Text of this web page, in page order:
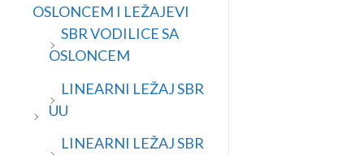
OSLONCEM I LEŽAJEVI
SBR VODILICE SA
OSLONCEM
LINEARNI LEŽAJ SBR
UU
LINEARNI LEŽAJ SBR